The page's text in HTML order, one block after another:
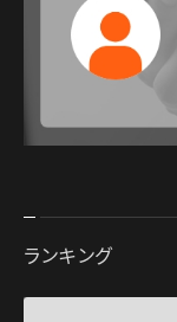
ランキング